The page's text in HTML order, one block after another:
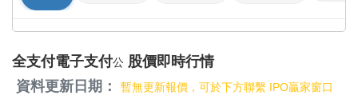
全支付電子支付公 股價即時行情
資料更新日期：
暫無更新報價，可於下方聯繫 IPO贏家窗口